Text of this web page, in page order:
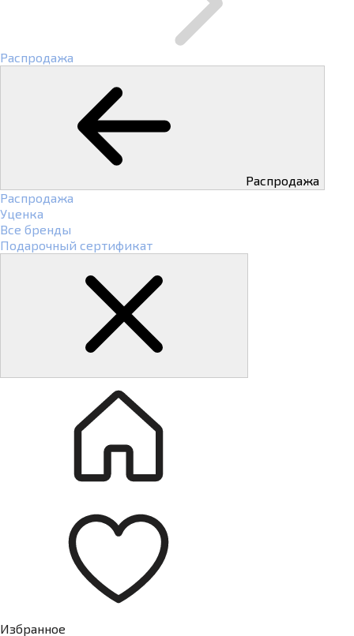
Распродажа
Распродажа
Распродажа
Уценка
Все бренды
Подарочный сертификат
Избранное